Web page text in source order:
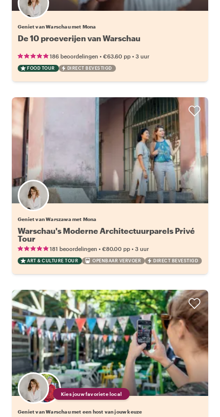
Geniet van Warschau met Mona
De 10 proeverijen van Warschau
186 beoordelingen • €63.60 pp • 3 uur
FOOD TOUR DIRECT BEVESTIGD
Geniet van Warszawa met Mona
Warschau's Moderne Architectuurparels Privé
Tour
181 beoordelingen • €80.00 pp • 3 uur
ART & CULTURE TOUR OPENBAAR VERVOER DIRECT BEVESTIGD
Kies jouw favoriete local
Geniet van Warschau met een host van jouw keuze